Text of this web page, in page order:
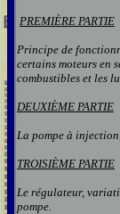
PREMIÈRE PARTIE
Principe de
certains moteurs en
combustibles et les
DEUXIÈME PARTIE
La pompe à
TROISIÈME PARTIE
Le régulateur,
pompe.